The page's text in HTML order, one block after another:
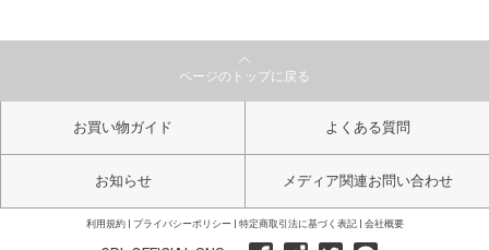
ページのトップに戻る
お買い物ガイド よくある質問
お知らせ メディア関連お問い合わせ
利用規約 プライバシーポリシー 特定商取引法に基づく表記 会社概要